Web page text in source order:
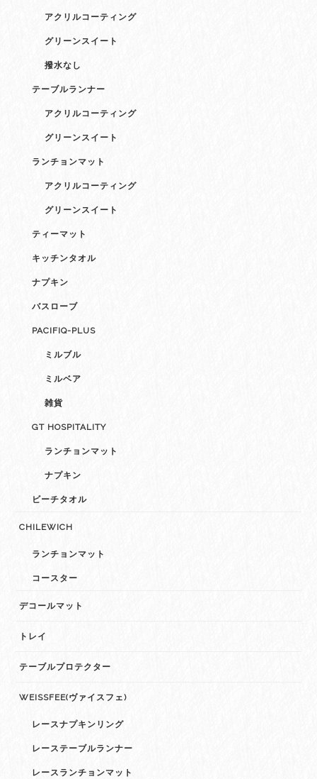
アクリルコーティング
グリーンスイート
撥水なし
テーブルランナー
アクリルコーティング
グリーンスイート
ランチョンマット
アクリルコーティング
グリーンスイート
ティーマット
キッチンタオル
ナプキン
バスローブ
PACIFIQ-PLUS
ミルブル
ミルベア
雑貨
GT HOSPITALITY
ランチョンマット
ナプキン
ビーチタオル
CHILEWICH
ランチョンマット
コースター
デコールマット
トレイ
テーブルプロテクター
WEISSFEE(ヴァイスフェ)
レースナプキンリング
レーステーブルランナー
レースランチョンマット